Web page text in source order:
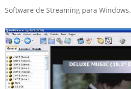
Software de Streaming para Windows.